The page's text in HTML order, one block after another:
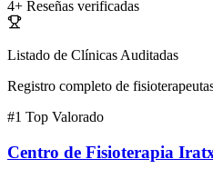
4+ Reseñas verificadas
Listado de Clínicas Auditadas
Registro completo de
#1 Top Valorado
Centro de Fisioterapia